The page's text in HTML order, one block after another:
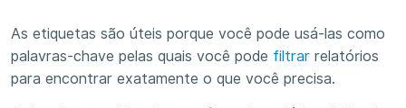
As etiquetas são úteis porque você pode usá-las como
palavras-chave pelas quais você pode filtrar relatórios
para encontrar exatamente o que você precisa.